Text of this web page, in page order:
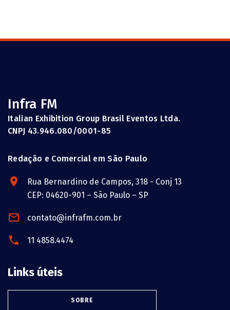
Infra FM
Italian Exhibition Group Brasil Eventos Ltda.
CNPJ 43.946.080/0001-85
Redação e Comercial em São Paulo
Rua Bernardino de Campos, 318 - Conj 13
CEP: 04620-901 – São Paulo – SP
contato@infrafm.com.br
11 4858.4474
Links úteis
SOBRE